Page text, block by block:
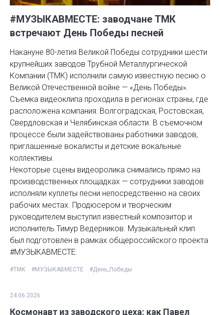
#МУЗЫКАВМЕСТЕ: заводчане ТМК
встречают День Победы песней
Накануне 80-летия Великой Победы сотрудники шести
крупнейших заводов Трубной Металлургической
Компании (ТМК) исполнили самую известную песню о
Великой Отечественной войне — «День Победы».
Съемка видеоклипа проходила в регионах страны, где
расположена компания: Волгоградская, Ростовская,
Свердловская и Челябинская области. В съемочном
процессе были задействованы работники заводов,
приглашенные вокалисты и детские вокальные
коллективы.
Некоторые сцены видеоролика снимались прямо на
производственных площадках — сотрудники заводов
исполняли куплеты песни непосредственно на своих
рабочих местах. Продюсером и творческим
руководителем выступил известный композитор и
исполнитель Тимур Ведерников. Музыкальный клип
был подготовлен в рамках общероссийского проекта
#МУЗЫКАВМЕСТЕ.
#ТМК #МУЗЫКАВМЕСТЕ #День_Победы
24.06.2026
Космонавт из заводского цеха: как Павел